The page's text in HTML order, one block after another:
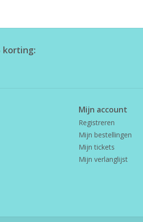
korting:
Mijn account
Registreren
Mijn bestellingen
Mijn tickets
Mijn verlanglijst